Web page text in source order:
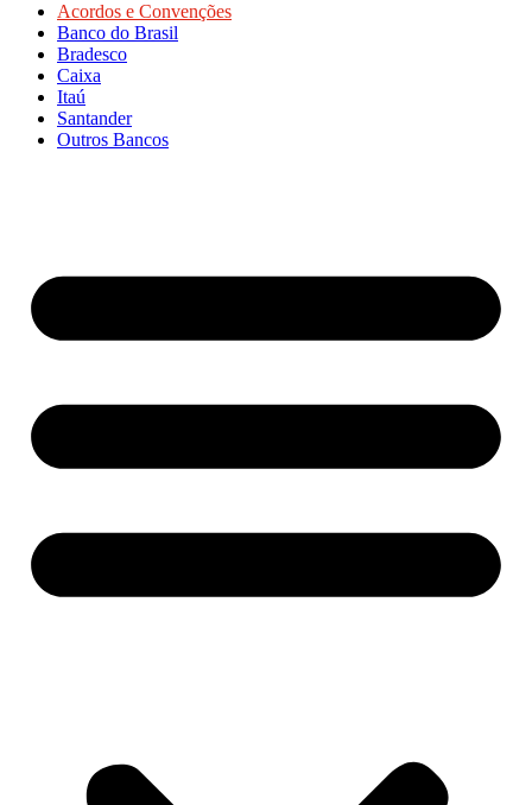
Acordos e Convenções
Banco do Brasil
Bradesco
Caixa
Itaú
Santander
Outros Bancos